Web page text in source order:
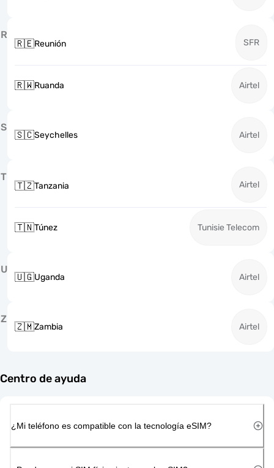
R
🇷🇪Reunión SFR
🇷🇼Ruanda Airtel
S
🇸🇨Seychelles Airtel
T
🇹🇿Tanzania Airtel
🇹🇳Túnez Tunisie Telecom
U
🇺🇬Uganda Airtel
Z
🇿🇲Zambia Airtel
Centro de ayuda
¿Mi teléfono es compatible con la tecnología eSIM?